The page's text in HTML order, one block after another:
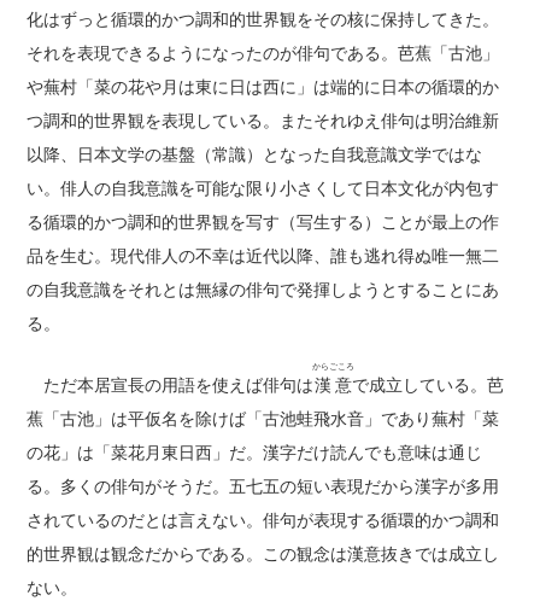
化はずっと循環的かつ調和的世界観をその核に保持してきた。
それを表現できるようになったのが俳句である。芭蕉「古池」
や蕪村「菜の花や月は東に日は西に」は端的に日本の循環的か
つ調和的世界観を表現している。またそれゆえ俳句は明治維新
以降、日本文学の基盤（常識）となった自我意識文学ではな
い。俳人の自我意識を可能な限り小さくして日本文化が内包す
る循環的かつ調和的世界観を写す（写生する）ことが最上の作
品を生む。現代俳人の不幸は近代以降、誰も逃れ得ぬ唯一無二
の自我意識をそれとは無縁の俳句で発揮しようとすることにあ
る。
ただ本居宣長の用語を使えば俳句は漢意
からごころ
で成立している。芭
蕉「古池」は平仮名を除けば「古池蛙飛水音」であり蕪村「菜
の花」は「菜花月東日西」だ。漢字だけ読んでも意味は通じ
る。多くの俳句がそうだ。五七五の短い表現だから漢字が多用
されているのだとは言えない。俳句が表現する循環的かつ調和
的世界観は観念だからである。この観念は漢意抜きでは成立し
ない。